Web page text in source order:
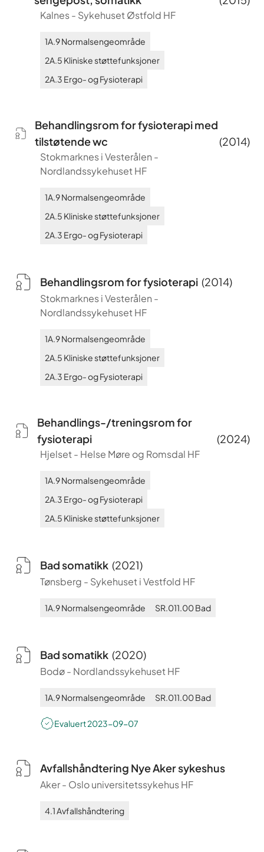
Kalnes- Sykehuset Østfold HF
1A.9Normalsengeområde
2A.5 Kliniske støttefunksjoner
2A.3 Ergo- og Fysioterapi
Behandlingsrom for fysioterapi med
tilstøtende wc
(2014)
Stokmarknes i Vesterålen -
Nordlandssykehuset HF
1A.9Normalsengeområde
2A.5 Kliniske støttefunksjoner
2A.3 Ergo- og Fysioterapi
Behandlingsrom for fysioterapi (2014)
Stokmarknes i Vesterålen -
Nordlandssykehuset HF
1A.9Normalsengeområde
2A.5 Kliniske støttefunksjoner
2A.3 Ergo- og Fysioterapi
Behandlings-/treningsrom for
fysioterapi
(2024)
Hjelset - Helse Møre og Romsdal HF
1A.9Normalsengeområde
2A.3 Ergo- og Fysioterapi
2A.5 Kliniske støttefunksjoner
Bad somatikk (2021)
Tønsberg - Sykehuset i Vestfold HF
1A.9Normalsengeområde SR.011.00Bad
Bad somatikk (2020)
Bodø- Nordlandssykehuset HF
1A.9Normalsengeområde SR.011.00Bad
Evaluert2023-09-07
Avfallshåndtering Nye Aker sykeshus
Aker- Oslo universitetssykehus HF
4.1Avfallshåndtering